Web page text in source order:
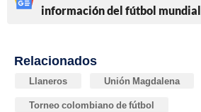
información del fútbol mundial
Relacionados
Llaneros Unión Magdalena
Torneo colombiano de fútbol